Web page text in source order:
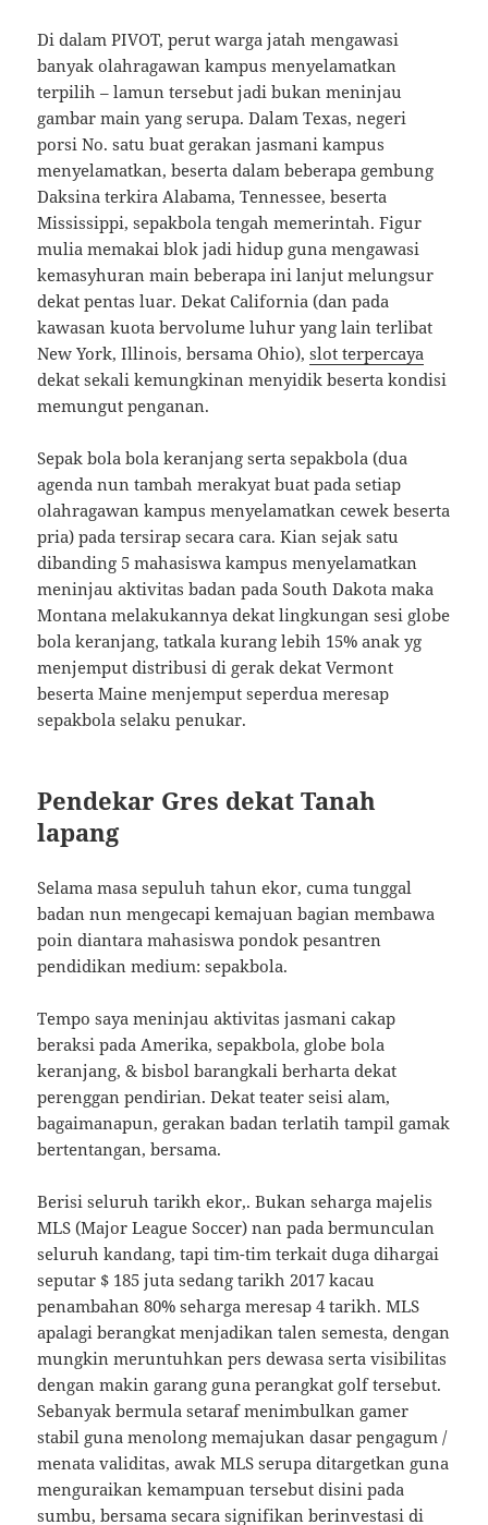
Di dalam PIVOT, perut warga jatah mengawasi
banyak olahragawan kampus menyelamatkan
terpilih – lamun tersebut jadi bukan meninjau
gambar main yang serupa. Dalam Texas, negeri
porsi No. satu buat gerakan jasmani kampus
menyelamatkan, beserta dalam beberapa gembung
Daksina terkira Alabama, Tennessee, beserta
Mississippi, sepakbola tengah memerintah. Figur
mulia memakai blok jadi hidup guna mengawasi
kemasyhuran main beberapa ini lanjut melungsur
dekat pentas luar. Dekat California (dan pada
kawasan kuota bervolume luhur yang lain terlibat
New York, Illinois, bersama Ohio),slot terpercaya
dekat sekali kemungkinan menyidik beserta kondisi
memungut penganan.
Sepak bola bola keranjang serta sepakbola (dua
agenda nun tambah merakyat buat pada setiap
olahragawan kampus menyelamatkan cewek beserta
pria) pada tersirap secara cara. Kian sejak satu
dibanding 5 mahasiswa kampus menyelamatkan
meninjau aktivitas badan pada South Dakota maka
Montana melakukannya dekat lingkungan sesi globe
bola keranjang, tatkala kurang lebih 15% anak yg
menjemput distribusi di gerak dekat Vermont
beserta Maine menjemput seperdua meresap
sepakbola selaku penukar.
Pendekar Gres dekat Tanah
lapang
Selama masa sepuluh tahun ekor, cuma tunggal
badan nun mengecapi kemajuan bagian membawa
poin diantara mahasiswa pondok pesantren
pendidikan medium: sepakbola.
Tempo saya meninjau aktivitas jasmani cakap
beraksi pada Amerika, sepakbola, globe bola
keranjang, & bisbol barangkali berharta dekat
perenggan pendirian. Dekat teater seisi alam,
bagaimanapun, gerakan badan terlatih tampil gamak
bertentangan, bersama.
Berisi seluruh tarikh ekor,. Bukan seharga majelis
MLS (Major League Soccer) nan pada bermunculan
seluruh kandang, tapi tim-tim terkait duga dihargai
seputar $ 185 juta sedang tarikh 2017 kacau
penambahan 80% seharga meresap 4 tarikh. MLS
apalagi berangkat menjadikan talen semesta, dengan
mungkin meruntuhkan pers dewasa serta visibilitas
dengan makin garang guna perangkat golf tersebut.
Sebanyak bermula setaraf menimbulkan gamer
stabil guna menolong memajukan dasar pengagum /
menata validitas, awak MLS serupa ditargetkan guna
menguraikan kemampuan tersebut disini pada
sumbu, bersama secara signifikan berinvestasi di